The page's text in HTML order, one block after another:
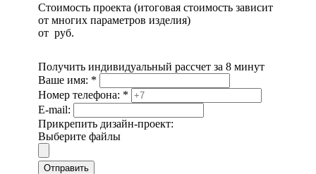
Стоимость проекта (итоговая стоимость зависит
от многих параметров изделия)
от руб.
Получить индивидуальный рассчет за 8 минут
Ваше имя: *
Номер телефона: *
E-mail:
Прикрепить дизайн-проект:
Выберите файлы
Отправить